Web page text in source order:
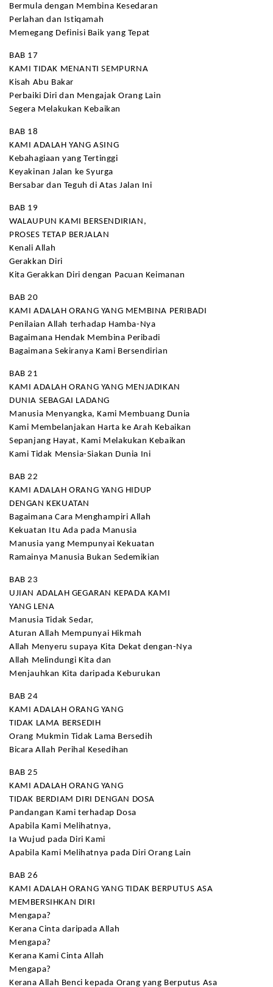
Bermula dengan Membina Kesedaran
Perlahan dan Istiqamah
Memegang Definisi Baik yang Tepat
BAB 17
KAMI TIDAK MENANTI SEMPURNA
Kisah Abu Bakar
Perbaiki Diri dan Mengajak Orang Lain
Segera Melakukan Kebaikan
BAB 18
KAMI ADALAH YANG ASING
Kebahagiaan yang Tertinggi
Keyakinan Jalan ke Syurga
Bersabar dan Teguh di Atas Jalan Ini
BAB 19
WALAUPUN KAMI BERSENDIRIAN,
PROSES TETAP BERJALAN
Kenali Allah
Gerakkan Diri
Kita Gerakkan Diri dengan Pacuan Keimanan
BAB 20
KAMI ADALAH ORANG YANG MEMBINA PERIBADI
Penilaian Allah terhadap Hamba-Nya
Bagaimana Hendak Membina Peribadi
Bagaimana Sekiranya Kami Bersendirian
BAB 21
KAMI ADALAH ORANG YANG MENJADIKAN
DUNIA SEBAGAI LADANG
Manusia Menyangka, Kami Membuang Dunia
Kami Membelanjakan Harta ke Arah Kebaikan
Sepanjang Hayat, Kami Melakukan Kebaikan
Kami Tidak Mensia-Siakan Dunia Ini
BAB 22
KAMI ADALAH ORANG YANG HIDUP
DENGAN KEKUATAN
Bagaimana Cara Menghampiri Allah
Kekuatan Itu Ada pada Manusia
Manusia yang Mempunyai Kekuatan
Ramainya Manusia Bukan Sedemikian
BAB 23
UJIAN ADALAH GEGARAN KEPADA KAMI
YANG LENA
Manusia Tidak Sedar,
Aturan Allah Mempunyai Hikmah
Allah Menyeru supaya Kita Dekat dengan-Nya
Allah Melindungi Kita dan
Menjauhkan Kita daripada Keburukan
BAB 24
KAMI ADALAH ORANG YANG
TIDAK LAMA BERSEDIH
Orang Mukmin Tidak Lama Bersedih
Bicara Allah Perihal Kesedihan
BAB 25
KAMI ADALAH ORANG YANG
TIDAK BERDIAM DIRI DENGAN DOSA
Pandangan Kami terhadap Dosa
Apabila Kami Melihatnya,
Ia Wujud pada Diri Kami
Apabila Kami Melihatnya pada Diri Orang Lain
BAB 26
KAMI ADALAH ORANG YANG TIDAK BERPUTUS ASA
MEMBERSIHKAN DIRI
Mengapa?
Kerana Cinta daripada Allah
Mengapa?
Kerana Kami Cinta Allah
Mengapa?
Kerana Allah Benci kepada Orang yang Berputus Asa